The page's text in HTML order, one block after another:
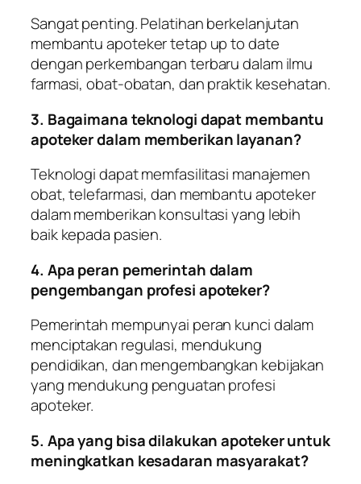
Sangat penting. Pelatihan berkelanjutan
membantu apoteker tetap up to date
dengan perkembangan terbaru dalam ilmu
farmasi, obat-obatan, dan praktik kesehatan.
3. Bagaimana teknologi dapat membantu
apoteker dalam memberikan layanan?
Teknologi dapat memfasilitasi manajemen
obat, telefarmasi, dan membantu apoteker
dalam memberikan konsultasi yang lebih
baik kepada pasien.
4. Apa peran pemerintah dalam
pengembangan profesi apoteker?
Pemerintah mempunyai peran kunci dalam
menciptakan regulasi, mendukung
pendidikan, dan mengembangkan kebijakan
yang mendukung penguatan profesi
apoteker.
5. Apa yang bisa dilakukan apoteker untuk
meningkatkan kesadaran masyarakat?